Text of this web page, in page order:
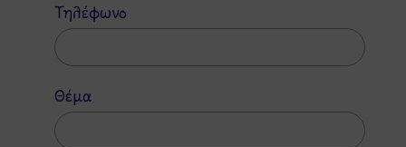
Τηλέφωνο
Θέμα